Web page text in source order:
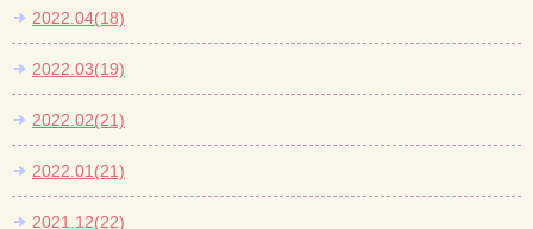
2022.04(18)
2022.03(19)
2022.02(21)
2022.01(21)
2021.12(22)